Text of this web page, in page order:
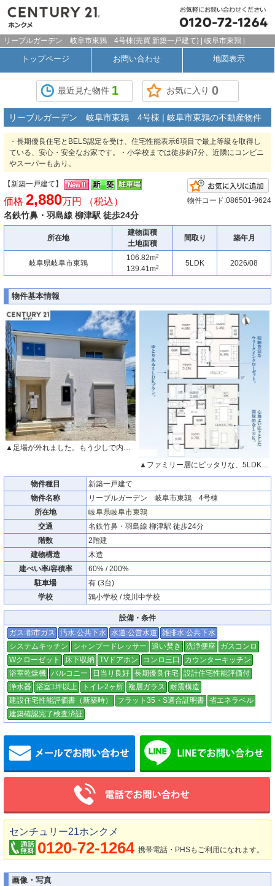
リーブルガーデン 岐阜市東鶉 4号棟(売買 新築一戸建て) | 岐阜市東鶉 |
トップページ お問い合わせ 地図表示
最近見た物件 1 お気に入り 0
リーブルガーデン 岐阜市東鶉 4号棟 | 岐阜市東鶉の不動産物件
・長期優良住宅とBELS認定を受け、住宅性能表示6項目で最上等級を取得し
ている、安心・安全なお家です。・小学校までは徒歩約7分、近隣にコンビニ
やスーパーもあり。
【新築一戸建て】
価格 2,880万円 （税込）
名鉄竹鼻・羽島線 柳津駅 徒歩24分
物件コード:086501-9624
所在地
建物面積
土地面積
間取り 築年月
岐阜県岐阜市東鶉
106.82m2
139.41m2 5LDK 2026/08
物件基本情報
▲足場が外れました。もう少しで内覧可です。
▲ファミリー層にピッタリな、5LDKです。
物件種目
新築一戸建て
物件名称
リーブルガーデン 岐阜市東鶉 4号棟
所在地
岐阜県岐阜市東鶉
交通
名鉄竹鼻・羽島線 柳津駅 徒歩24分
階数
2階建
建物構造
木造
建ぺい率/容積率
60% / 200%
駐車場
有 (3台)
学校
鶉小学校 / 境川中学校
設備・条件
ガス:都市ガス
汚水:公共下水 水道:公営水道
雑排水:公共下水
システムキッチン
シャンプードレッサー 追い焚き 洗浄便座
ガスコンロ
Wクローゼット
床下収納 TVドアホン コンロ三口
カウンターキッチン
浴室乾燥機 バルコニー 日当り良好 長期優良住宅 設計住宅性能評価付
浄水器
浴室1坪以上 トイレ2ヶ所 複層ガラス
耐震構造
建設住宅性能評価書（新築時）
フラット35・S適合証明書 省エネラベル
建築確認完了検査済証
メールでお問い合わせ
センチュリー21ホンクメ
0120-72-1264 携帯電話・PHSもご利用になれます。
画像・写真